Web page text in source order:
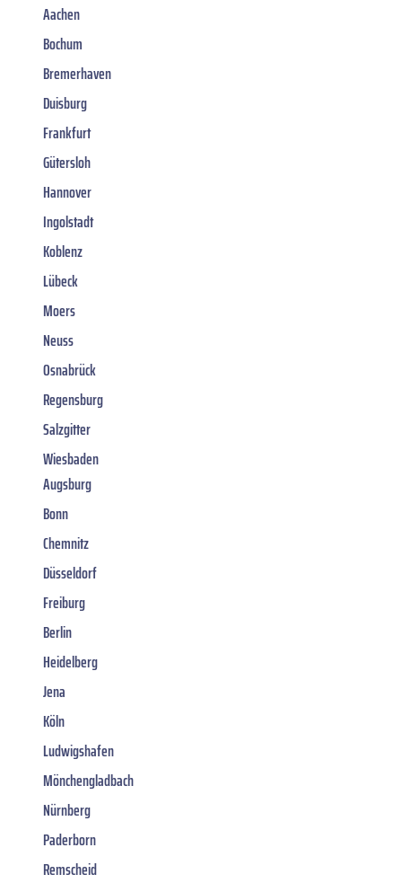
Aachen
Bochum
Bremerhaven
Duisburg
Frankfurt
Gütersloh
Hannover
Ingolstadt
Koblenz
Lübeck
Moers
Neuss
Osnabrück
Regensburg
Salzgitter
Wiesbaden
Augsburg
Bonn
Chemnitz
Düsseldorf
Freiburg
Berlin
Heidelberg
Jena
Köln
Ludwigshafen
Mönchengladbach
Nürnberg
Paderborn
Remscheid